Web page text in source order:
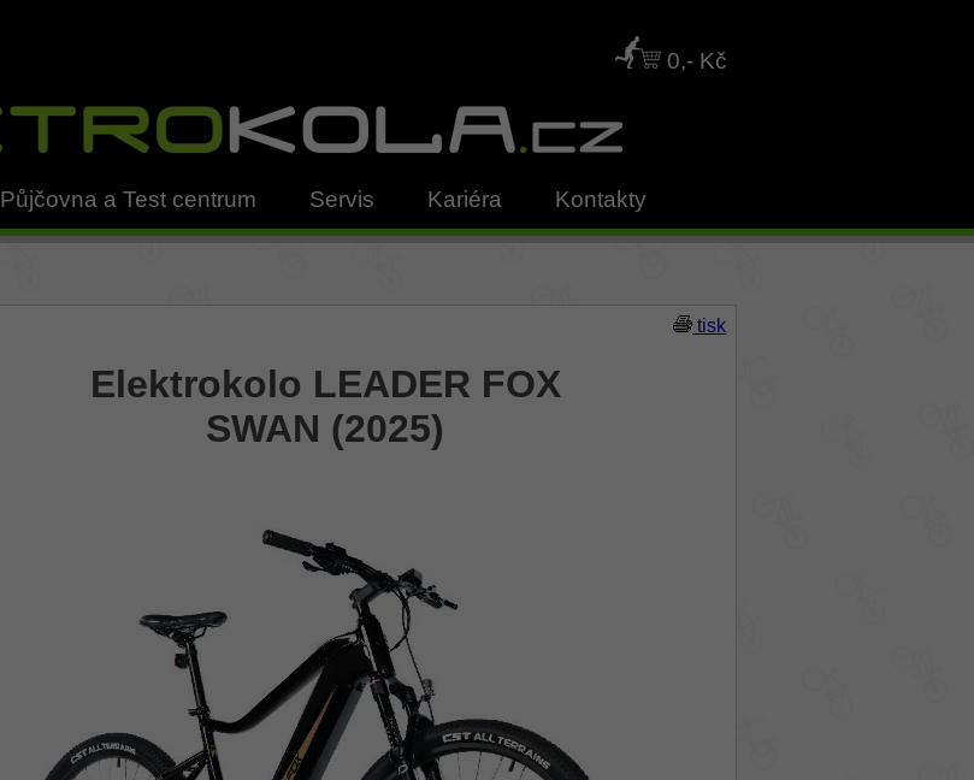
0,- Kč
Půjčovna a Test centrum Servis Kariéra Kontakty
tisk
Elektrokolo LEADER FOX
SWAN (2025)